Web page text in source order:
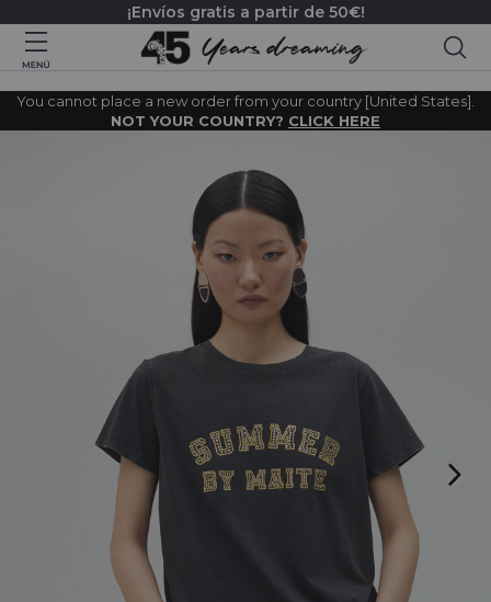
¡Envíos gratis a partir de 50€!
You cannot place a new order from your country [United States].
NOT YOUR COUNTRY? CLICK HERE